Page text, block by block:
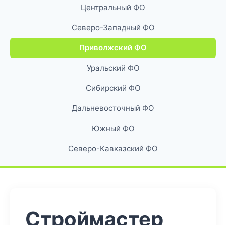
Центральный ФО
Северо-Западный ФО
Приволжский ФО
Уральский ФО
Сибирский ФО
Дальневосточный ФО
Южный ФО
Северо-Кавказский ФО
Строймастер